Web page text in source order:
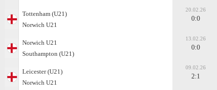
Tottenham (U21)
Norwich U21
20.02.26
0:0
Norwich U21
Southampton (U21)
13.02.26
0:0
Leicester (U21)
Norwich U21
09.02.26
2:1